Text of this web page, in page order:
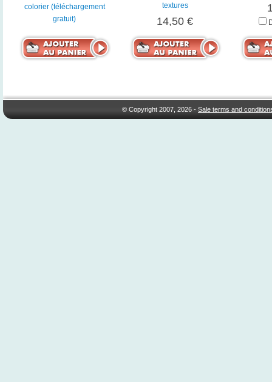
colorier (téléchargement
gratuit)
textures
14,50 €
© Copyright 2007, 2026 -Sale terms and